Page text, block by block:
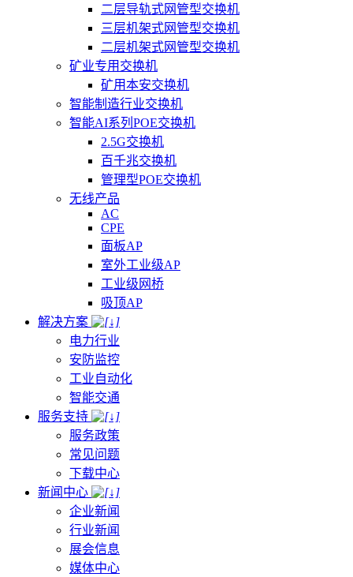
二层导轨式网管型交换机
三层机架式网管型交换机
二层机架式网管型交换机
矿业专用交换机
矿用本安交换机
智能制造行业交换机
智能AI系列POE交换机
2.5G交换机
百千兆交换机
管理型POE交换机
无线产品
AC
CPE
面板AP
室外工业级AP
工业级网桥
吸顶AP
解决方案
电力行业
安防监控
工业自动化
智能交通
服务支持
服务政策
常见问题
下载中心
新闻中心
企业新闻
行业新闻
展会信息
媒体中心